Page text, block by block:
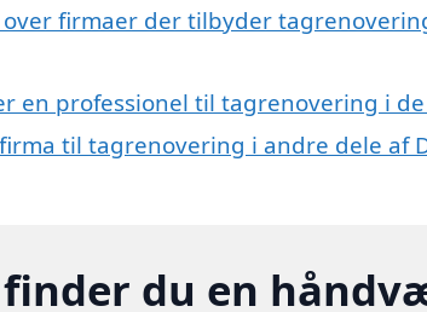
firmaer der tilbyder
en professionel til tagrenovering i
til tagrenovering i andre dele af
du en